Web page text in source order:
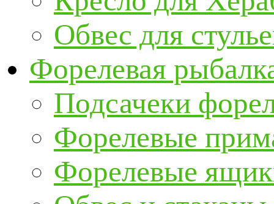
Обвес для
Форелевая
Подсачеки
Форелевые
Форелевые